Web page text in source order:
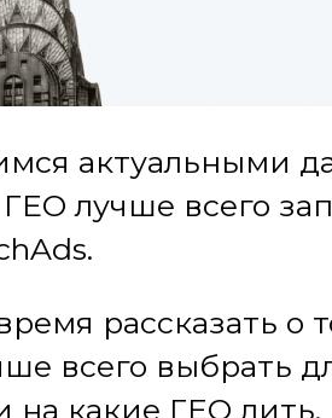
актуальными
лучше всего
рассказать о
всего выбрать
на какие ГЕО лить.